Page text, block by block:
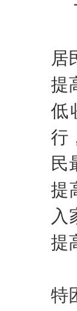
居
提
低
行
民
提
入
提
特